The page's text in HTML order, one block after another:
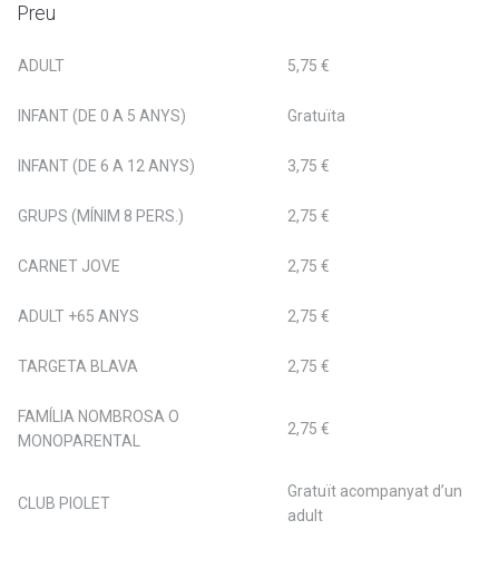
Preu
ADULT 5,75 €
INFANT (DE 0 A 5 ANYS) Gratuïta
INFANT (DE 6 A 12 ANYS) 3,75 €
GRUPS (MÍNIM 8 PERS.) 2,75 €
CARNET JOVE 2,75 €
ADULT +65 ANYS 2,75 €
TARGETA BLAVA 2,75 €
FAMÍLIA NOMBROSA O
MONOPARENTAL
2,75 €
CLUB PIOLET
Gratuït acompanyat d’un
adult